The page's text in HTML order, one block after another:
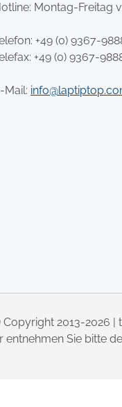
Montag-Freitag
+49 (0) 9367-
+49 (0) 9367-
Mail:
2013-2026 |
Sie bitte